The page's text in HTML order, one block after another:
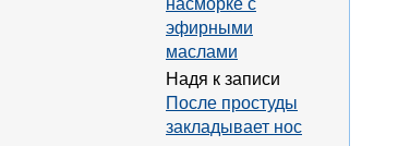
эфирными
маслами
Надя к записи
После простуды
закладывает нос